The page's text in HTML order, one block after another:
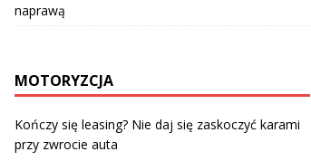
naprawą
MOTORYZCJA
Kończy się leasing? Nie daj się zaskoczyć karami
przy zwrocie auta